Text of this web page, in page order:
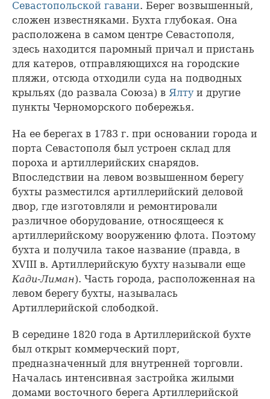
Севастопольской гавани. Берег возвышенный,
сложен известняками. Бухта глубокая. Она
расположена в самом центре Севастополя,
здесь находится паромный причал и пристань
для катеров, отправляющихся на городские
пляжи, отсюда отходили суда на подводных
крыльях (до развала Союза) в Ялтуи другие
пункты Черноморского побережья.
На ее берегах в 1783 г. при основании города и
порта Севастополя был устроен склад для
пороха и артиллерийских снарядов.
Впоследствии на левом возвышенном берегу
бухты разместился артиллерийский деловой
двор, где изготовляли и ремонтировали
различное оборудование, относящееся к
артиллерийскому вооружению флота. Поэтому
бухта и получила такое название (правда, в
XVIII в. Артиллерийскую бухту называли еще
Кади-Лиман). Часть города, расположенная на
левом берегу бухты, называлась
Артиллерийской слободкой.
В середине 1820 года в Артиллерийской бухте
был открыт коммерческий порт,
предназначенный для внутренней торговли.
Началась интенсивная застройка жилыми
домами восточного берега Артиллерийской